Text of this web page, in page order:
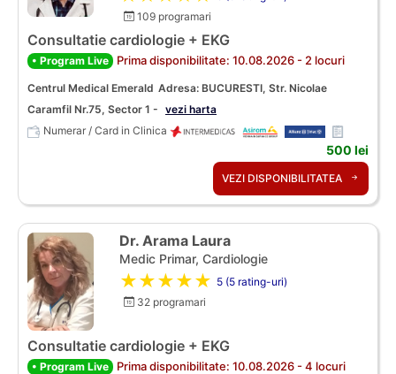
109 programari
Consultatie cardiologie + EKG
• Program Live Prima disponibilitate: 10.08.2026 - 2 locuri
Centrul Medical Emerald Adresa: BUCURESTI, Str. Nicolae
Caramfil Nr.75, Sector 1 - vezi harta
Numerar / Card in Clinica
500 lei
VEZI DISPONIBILITATEA
Dr. Arama Laura
Medic Primar, Cardiologie
★★★★★ 5 (5 rating-uri)
32 programari
Consultatie cardiologie + EKG
• Program Live Prima disponibilitate: 10.08.2026 - 4 locuri